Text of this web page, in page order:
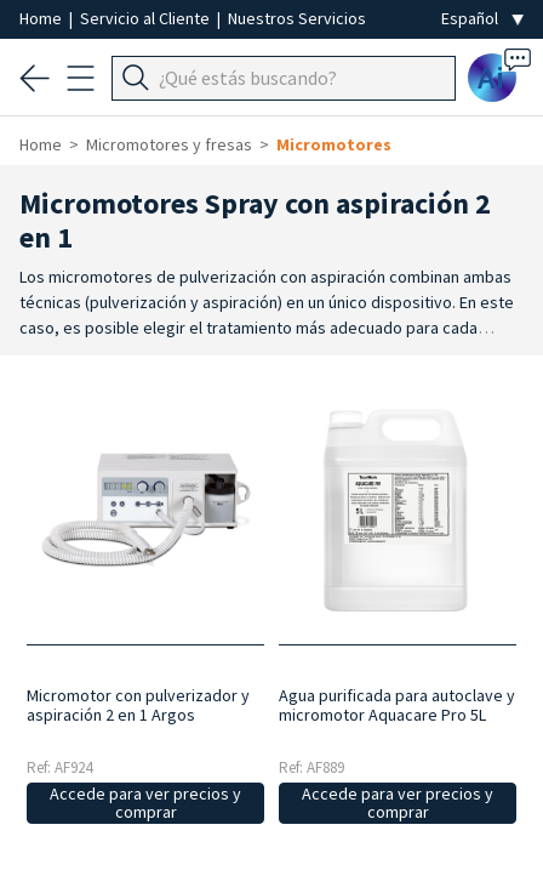
Home | Servicio al Cliente | Nuestros Servicios
Ai
Home Micromotores y fresas Micromotores
Micromotores Spray con aspiración 2
en 1
Los micromotores de pulverización con aspiración combinan ambas
técnicas (pulverización y aspiración) en un único dispositivo. En este
caso, es posible elegir el tratamiento más adecuado para cada
de forma independiente. El sistema de aspiración es especialmente
adecuado para la pedicura estética y para las técnicas de pedicura y
manicura en seco, tanto confresas
abrasivas como con fresas de
corte para trabajar en las uñas, el lecho ungueal y las callosidades.
Los residuos y el polvo levantados con la fresa se aspiran para tener
una visión clara de la zona en la que se está trabajando, además de
elimina los residuos y el polvo levantados con la fresa, además de
Micromotor con pulverizador y
aspiración 2 en 1 Argos
Ref: AF924
Accede para ver precios y
comprar
Agua purificada para autoclave y
micromotor Aquacare Pro 5L
Ref: AF889
Accede para ver precios y
comprar